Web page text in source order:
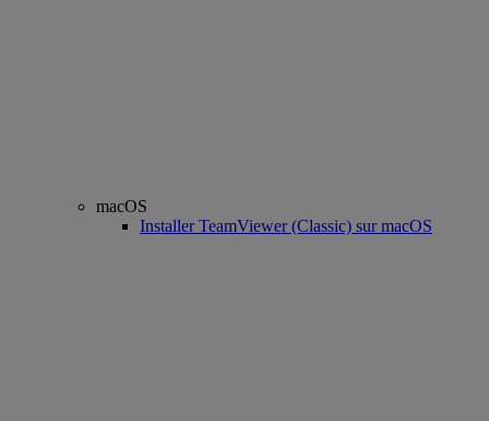
macOS
Installer TeamViewer (Classic) sur macOS